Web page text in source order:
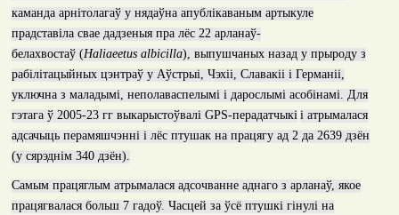
каманда арнітолагаў у нядаўна апублікаваным артыкуле
прадставіла свае дадзеныя пра лёс 22 арланаў-
белахвостаў(Haliaeetus albicilla), выпушчаных назад у прыроду з
рабілітацыйных цэнтраў у Аўстрыі, Чэхіі, Славакіі і Германіі,
уключна з маладымі, неполаваспелымі і дарослымі асобінамі. Для
гэтага ў 2005-23 гг выкарыстоўвалі GPS-перадатчыкі і атрымалася
адсачыць перамяшчэнні і лёс птушак на працягу ад2 да 2639 дзён
(у сярэднім 340 дзён).
Самым працяглым атрымалася адсочванне аднаго з арланаў, якое
працягвалася больш 7 гадоў. Часцей за ўсё птушкі гінулі на